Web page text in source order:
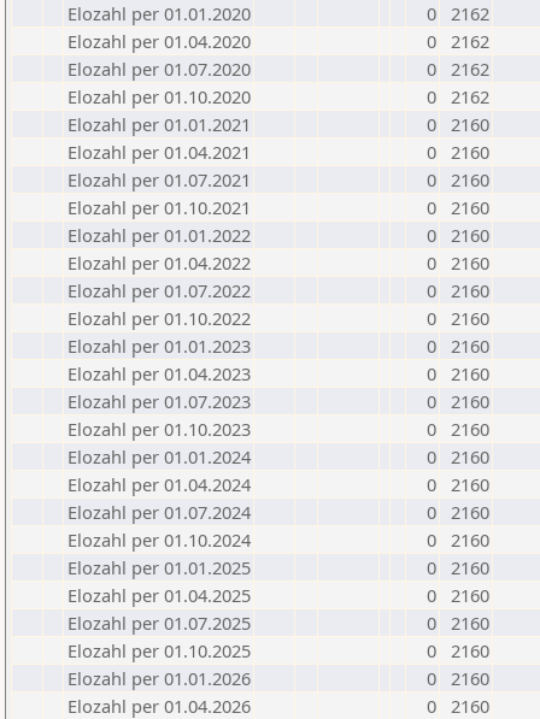
Elozahl per 01.01.2020
0 2162
Elozahl per 01.04.2020
0 2162
Elozahl per 01.07.2020
0 2162
Elozahl per 01.10.2020
0 2162
Elozahl per 01.01.2021
0 2160
Elozahl per 01.04.2021
0 2160
Elozahl per 01.07.2021
0 2160
Elozahl per 01.10.2021
0 2160
Elozahl per 01.01.2022
0 2160
Elozahl per 01.04.2022
0 2160
Elozahl per 01.07.2022
0 2160
Elozahl per 01.10.2022
0 2160
Elozahl per 01.01.2023
0 2160
Elozahl per 01.04.2023
0 2160
Elozahl per 01.07.2023
0 2160
Elozahl per 01.10.2023
0 2160
Elozahl per 01.01.2024
0 2160
Elozahl per 01.04.2024
0 2160
Elozahl per 01.07.2024
0 2160
Elozahl per 01.10.2024
0 2160
Elozahl per 01.01.2025
0 2160
Elozahl per 01.04.2025
0 2160
Elozahl per 01.07.2025
0 2160
Elozahl per 01.10.2025
0 2160
Elozahl per 01.01.2026
0 2160
Elozahl per 01.04.2026
0 2160